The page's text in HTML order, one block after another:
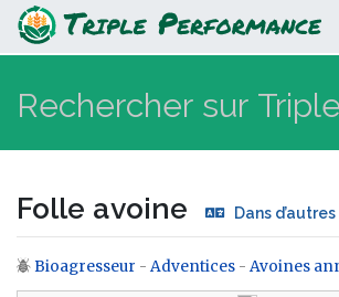
Folle avoine
Folle avoine Dans
Aller à :navigation,rechercher
Bioagresseur - Adventices - Avoines